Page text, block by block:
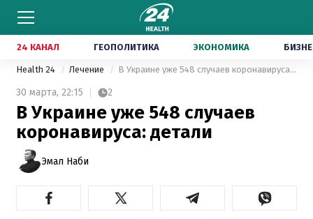
24 КАНАЛ ГЕОПОЛИТИКА ЭКОНОМИКА
Health 24 Лечение В Украине уже 548 случаев коронавируса: детали
30 марта, 22:15 2
В Украине уже 548 случаев
коронавируса: детали
Эмал Наби